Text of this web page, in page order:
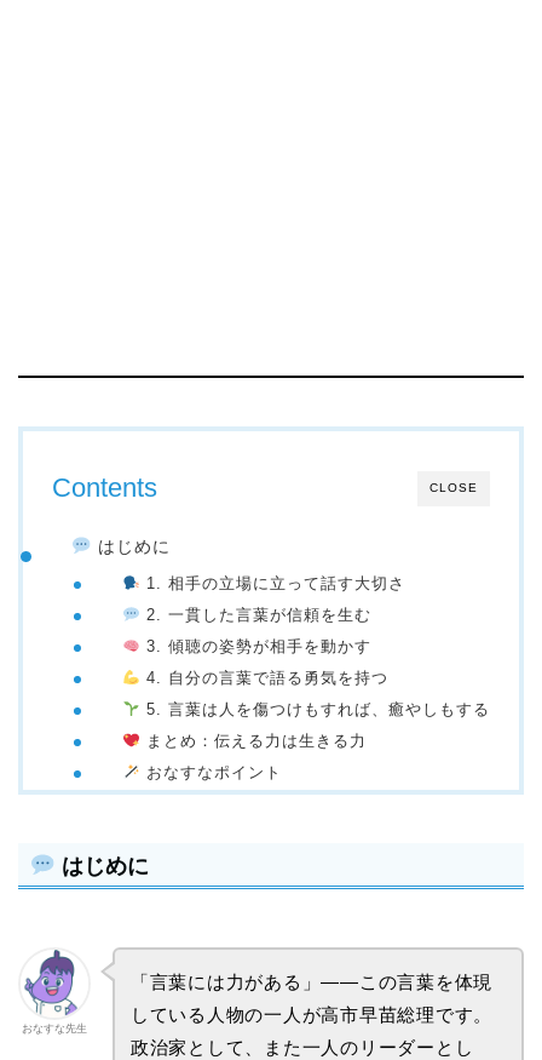
CLOSE
Contents
はじめに
1. 相手の立場に立って話す大切さ
2. 一貫した言葉が信頼を生む
3. 傾聴の姿勢が相手を動かす
4. 自分の言葉で語る勇気を持つ
5. 言葉は人を傷つけもすれば、癒やしもする
まとめ：伝える力は生きる力
おなすなポイント
はじめに
おなすな先生
「言葉には力がある」——この言葉を体現
している人物の一人が高市早苗総理です。
政治家として、また一人のリーダーとし